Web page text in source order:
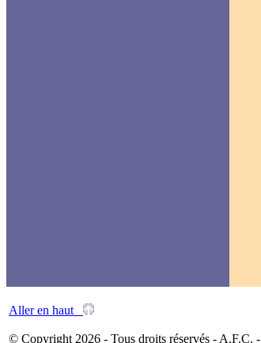
Aller en haut
© Copyright 2026 - Tous droits réservés - A.F.C. -